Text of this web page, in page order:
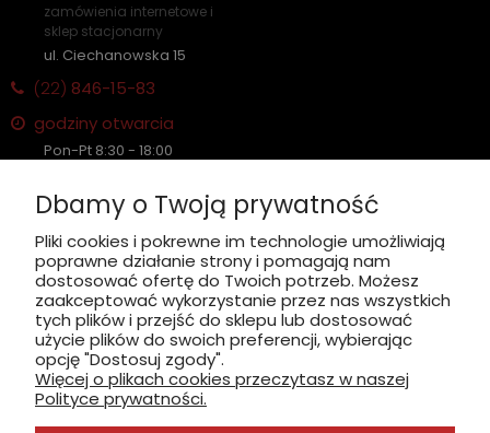
zamówienia internetowe i
sklep stacjonarny
ul. Ciechanowska 15
(22) 846-15-83
godziny otwarcia
Pon-Pt 8:30 - 18:00
Płatność: gotówka, karta, BLIK
zobacz, jak dojechać
INFORMACJE
Dbamy o Twoją prywatność
Pliki cookies i pokrewne im technologie umożliwiają
poprawne działanie strony i pomagają nam
dostosować ofertę do Twoich potrzeb. Możesz
zaakceptować wykorzystanie przez nas wszystkich
tych plików i przejść do sklepu lub dostosować
użycie plików do swoich preferencji, wybierając
opcję "Dostosuj zgody".
Więcej o plikach cookies przeczytasz w naszej
Polityce prywatności.